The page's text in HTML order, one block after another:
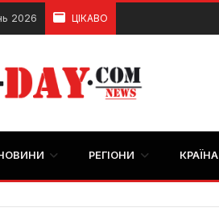
2026 ЦІКАВО
РЕГІОНИ КРАЇНА